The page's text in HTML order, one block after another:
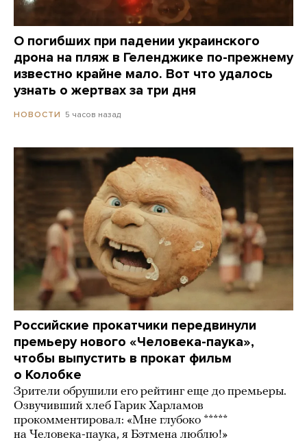
О погибших при падении украинского
дрона на пляж в Геленджике по-прежнему
известно крайне мало. Вот что удалось
узнать о жертвах за три дня
НОВОСТИ 5 часов назад
Российские прокатчики передвинули
премьеру нового «Человека-паука»,
чтобы выпустить в прокат фильм
о Колобке
Зрители обрушили его рейтинг еще до премьеры.
Озвучивший хлеб Гарик Харламов
прокомментировал: «Мне глубоко *****
на Человека-паука, я Бэтмена люблю!»